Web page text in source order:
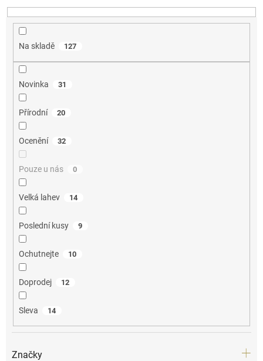
t
ů
Na skladě 127
Novinka 31
Přírodní 20
Ocenění 32
Pouze u nás 0
Velká lahev 14
Poslední kusy 9
Ochutnejte 10
Doprodej 12
Sleva 14
Značky